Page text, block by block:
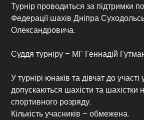
Турнір проводиться за підтримки
Федерації шахів Дніпра
Олександровича.
Суддя турніру – МГ Геннадій
У турнірі юнаків та дівчат до
допускаються шахісти та шахістки
спортивного розряду.
Кількість учасників – обмежена.